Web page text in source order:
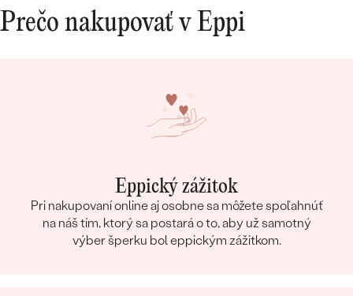
Prečo nakupovať v Eppi
Eppický zážitok
Pri nakupovaní online aj osobne sa môžete spoľahnúť
na náš tím, ktorý sa postará o to, aby už samotný
výber šperku bol eppickým zážitkom.